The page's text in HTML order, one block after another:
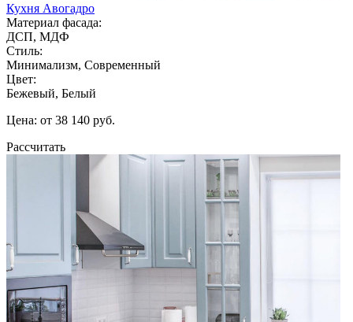
Кухня Авогадро
Материал фасада:
ДСП, МДФ
Стиль:
Минимализм, Современный
Цвет:
Бежевый, Белый
Цена: от 38 140 руб.
Рассчитать